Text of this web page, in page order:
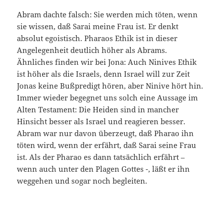
Abram dachte falsch: Sie werden mich töten, wenn
sie wissen, daß Sarai meine Frau ist. Er denkt
absolut egoistisch. Pharaos Ethik ist in dieser
Angelegenheit deutlich höher als Abrams.
Ähnliches finden wir bei Jona: Auch Ninives Ethik
ist höher als die Israels, denn Israel will zur Zeit
Jonas keine Bußpredigt hören, aber Ninive hört hin.
Immer wieder begegnet uns solch eine Aussage im
Alten Testament: Die Heiden sind in mancher
Hinsicht besser als Israel und reagieren besser.
Abram war nur davon überzeugt, daß Pharao ihn
töten wird, wenn der erfährt, daß Sarai seine Frau
ist. Als der Pharao es dann tatsächlich erfährt –
wenn auch unter den Plagen Gottes -, läßt er ihn
weggehen und sogar noch begleiten.